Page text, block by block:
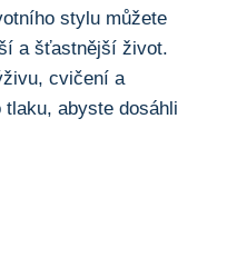
stylu můžete
a šťastnější život.
cvičení ⁢a
abyste dosáhli